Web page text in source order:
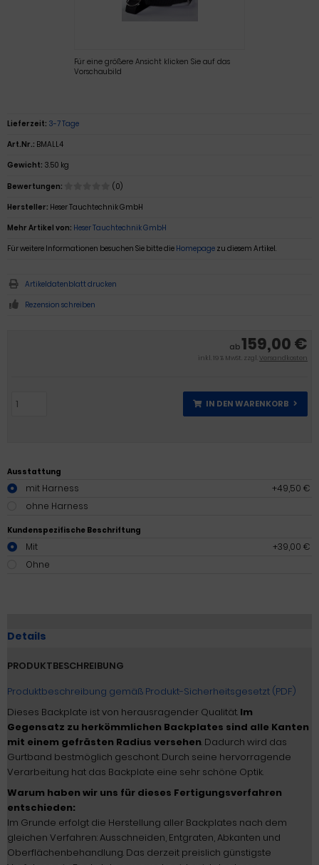
Für eine größere Ansicht klicken Sie auf das
Vorschaubild
ab159,00 €
inkl. 19 % MwSt. zzgl.Versandkosten
IN DEN WARENKORB
Lieferzeit: 3-7 Tage
Art.Nr.: BMALL4
Gewicht: 3.50 kg
Bewertungen:
(0)
Hersteller: Heser Tauchtechnik GmbH
Mehr Artikel von: Heser Tauchtechnik GmbH
Für weitere Informationen besuchen Sie bitte die Homepage zu diesem Artikel.
Artikeldatenblatt drucken
Rezension schreiben
Ausstattung
mit Harness
+49,50 €
ohne Harness
Kundenspezifische Beschriftung
Mit
+39,00 €
Ohne
Details
PRODUKTBESCHREIBUNG
Produktbeschreibung gemäß Produkt-Sicherheitsgesetzt (PDF)
Dieses Backplate ist von herausragender Qualität. Im
Gegensatz zu herkömmlichen Backplates sind alle Kanten
mit einem gefrästen Radius versehen. Dadurch wird das
Gurtband bestmöglich geschont. Durch seine hervorragende
Verarbeitung hat das Backplate eine sehr schöne Optik.
Warum haben wir uns für dieses Fertigungsverfahren
entschieden:
Im Grunde erfolgt die Herstellung aller Backplates nach dem
gleichen Verfahren: Ausschneiden, Entgraten, Abkanten und
Oberflächenbehandlung. Das derzeit preislich günstigste